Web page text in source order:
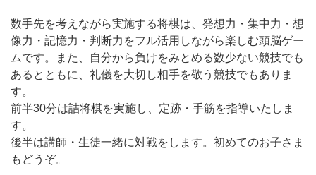
数手先を考えながら実施する将棋は、発想力・集中力・想
像力・記憶力・判断力をフル活用しながら楽しむ頭脳ゲー
ムです。また、自分から負けをみとめる数少ない競技でも
あるとともに、礼儀を大切し相手を敬う競技でもありま
す。
前半30分は詰将棋を実施し、定跡・手筋を指導いたしま
す。
後半は講師・生徒一緒に対戦をします。初めてのお子さま
もどうぞ。